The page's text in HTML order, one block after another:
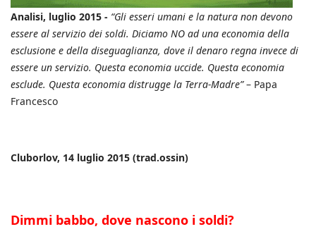
Analisi, luglio 2015 - “Gli esseri umani e la natura non devono
essere al servizio dei soldi. Diciamo NO ad una economia della
esclusione e della diseguaglianza, dove il denaro regna invece di
essere un servizio. Questa economia uccide. Questa economia
esclude. Questa economia distrugge la Terra-Madre”– Papa
Francesco
Cluborlov, 14 luglio 2015 (trad.ossin)
Dimmi babbo, dove nascono i soldi?